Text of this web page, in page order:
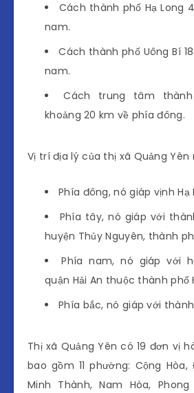
Cách thành phố Hạ Long
nam.
Cách thành phố Uông Bí
nam.
Cách trung tâm thành
khoảng 20 km về phía đông.
Vị trí địa lý của thị xã Quảng Yên
Phía đông, nó giáp vịnh Hạ
Phía tây, nó giáp với
huyện Thủy Nguyên, thành
Phía nam, nó giáp với
quận Hải An thuộc thành phố
Phía bắc, nó giáp với thành
Thị xã Quảng Yên có 19 đơn vị
bao gồm 11 phường: Cộng Hòa,
Minh Thành, Nam Hòa,